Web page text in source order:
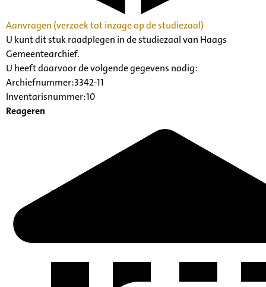
Aanvragen (verzoek tot inzage op de studiezaal)
U kunt dit stuk raadplegen in de studiezaal van Haags
Gemeentearchief.
U heeft daarvoor de volgende gegevens nodig:
Archiefnummer:3342-11
Inventarisnummer:10
Reageren